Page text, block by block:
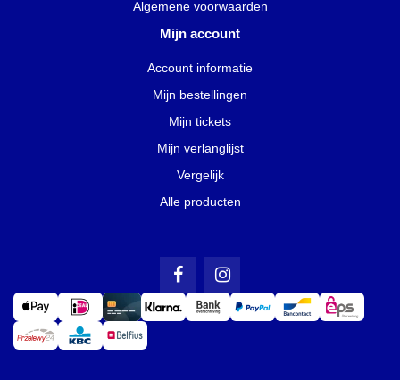
Algemene voorwaarden
Mijn account
Account informatie
Mijn bestellingen
Mijn tickets
Mijn verlanglijst
Vergelijk
Alle producten